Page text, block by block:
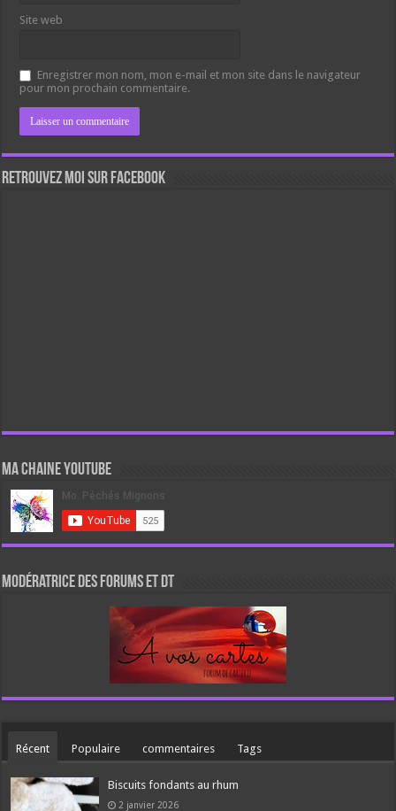
Site web
Enregistrer mon nom, mon e-mail et mon site dans le navigateur
pour mon prochain commentaire.
Retrouvez moi sur Facebook
Ma chaine Youtube
Modératrice des forums et DT
Récent Populaire commentaires Tags
Biscuits fondants au rhum
2 janvier 2026